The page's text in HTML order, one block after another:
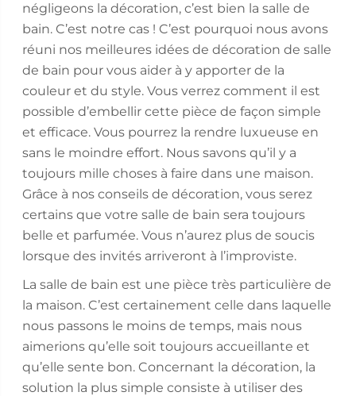
négligeons la décoration, c’est bien la salle de
bain. C’est notre cas ! C’est pourquoi nous avons
réuni nos meilleures idées de décoration de salle
de bain pour vous aider à y apporter de la
couleur et du style. Vous verrez comment il est
possible d’embellir cette pièce de façon simple
et efficace. Vous pourrez la rendre luxueuse en
sans le moindre effort. Nous savons qu’il y a
toujours mille choses à faire dans une maison.
Grâce à nos conseils de décoration, vous serez
certains que votre salle de bain sera toujours
belle et parfumée. Vous n’aurez plus de soucis
lorsque des invités arriveront à l’improviste.
La salle de bain est une pièce très particulière de
la maison. C’est certainement celle dans laquelle
nous passons le moins de temps, mais nous
aimerions qu’elle soit toujours accueillante et
qu’elle sente bon. Concernant la décoration, la
solution la plus simple consiste à utiliser des